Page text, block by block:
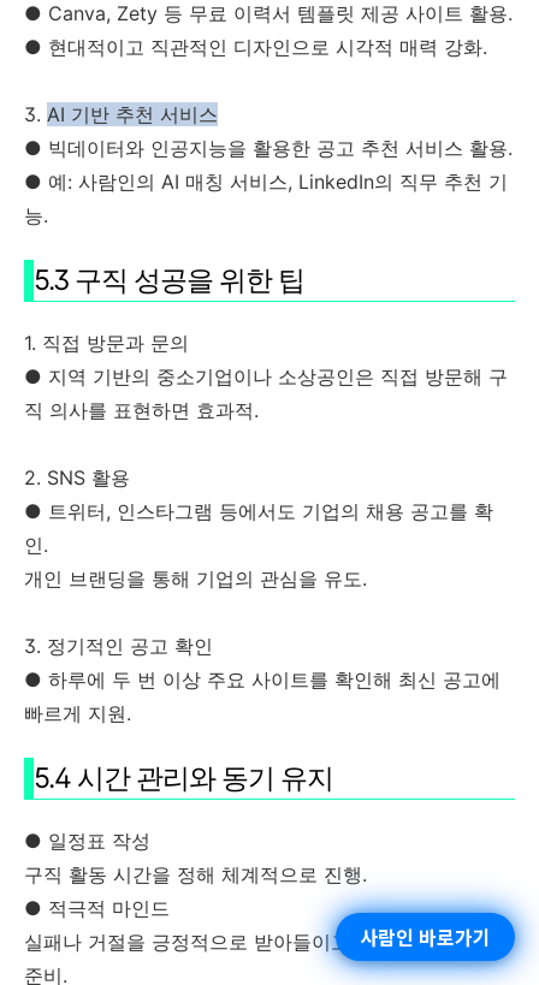
● Canva, Zety 등 무료 이력서 템플릿 제공 사이트 활용.
● 현대적이고 직관적인 디자인으로 시각적 매력 강화.
3. AI 기반 추천 서비스
● 빅데이터와 인공지능을 활용한 공고 추천 서비스 활용.
● 예: 사람인의 AI 매칭 서비스, LinkedIn의 직무 추천 기
능.
5.3 구직 성공을 위한 팁
1. 직접 방문과 문의
● 지역 기반의 중소기업이나 소상공인은 직접 방문해 구
직 의사를 표현하면 효과적.
2. SNS 활용
● 트위터, 인스타그램 등에서도 기업의 채용 공고를 확
인.
개인 브랜딩을 통해 기업의 관심을 유도.
3. 정기적인 공고 확인
● 하루에 두 번 이상 주요 사이트를 확인해 최신 공고에
빠르게 지원.
5.4 시간 관리와 동기 유지
● 일정표 작성
구직 활동 시간을 정해 체계적으로 진행.
● 적극적 마인드
실패나 거절을 긍정적으로 받아들이고, 다음 기회를 위해
준비.
사람인 바로가기